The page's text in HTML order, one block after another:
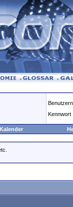
Kennwort
Kalender